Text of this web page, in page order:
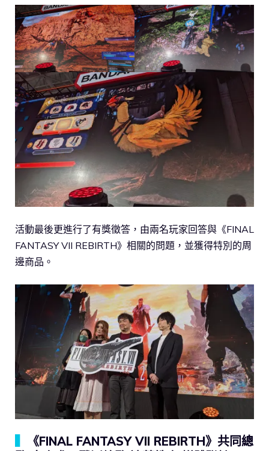
活動最後更進行了有獎徵答，由兩名玩家回答與《FINAL
FANTASY VII REBIRTH》相關的問題，並獲得特別的周
邊商品。
《FINAL FANTASY VII REBIRTH》共同總